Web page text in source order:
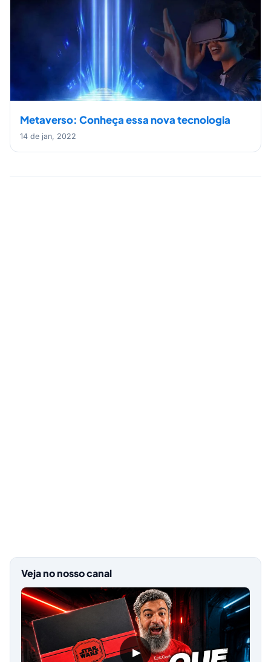
Metaverso: Conheça essa nova tecnologia
14 de jan, 2022
Veja no nosso canal
▶